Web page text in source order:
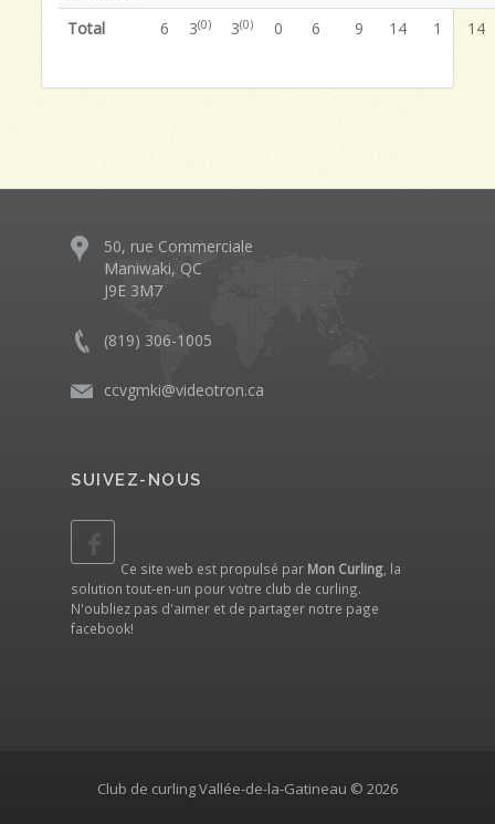
Total 6 3(0) 3(0) 0 6 9 14 1 14
50, rue Commerciale
Maniwaki, QC
J9E 3M7
(819) 306-1005
ccvgmki@videotron.ca
SUIVEZ-NOUS
Ce site web est propulsé par Mon Curling, la
solution tout-en-un pour votre club de curling.
N'oubliez pas d'aimer et de partager notre page
facebook!
Club de curling Vallée-de-la-Gatineau © 2026